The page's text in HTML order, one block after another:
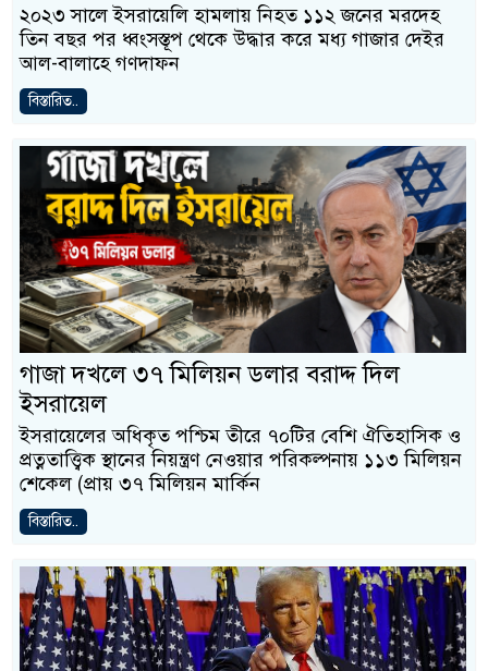
২০২৩ সালে ইসরায়েলি হামলায় নিহত ১১২ জনের মরদেহ
তিন বছর পর ধ্বংসস্তূপ থেকে উদ্ধার করে মধ্য গাজার দেইর
আল-বালাহে গণদাফন
বিস্তারিত..
গাজা দখলে ৩৭ মিলিয়ন ডলার বরাদ্দ দিল
ইসরায়েল
ইসরায়েলের অধিকৃত পশ্চিম তীরে ৭০টির বেশি ঐতিহাসিক ও
প্রত্নতাত্ত্বিক স্থানের নিয়ন্ত্রণ নেওয়ার পরিকল্পনায় ১১৩ মিলিয়ন
শেকেল (প্রায় ৩৭ মিলিয়ন মার্কিন
বিস্তারিত..